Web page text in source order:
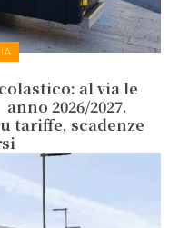
al via le
2026/2027.
tariffe, scadenze